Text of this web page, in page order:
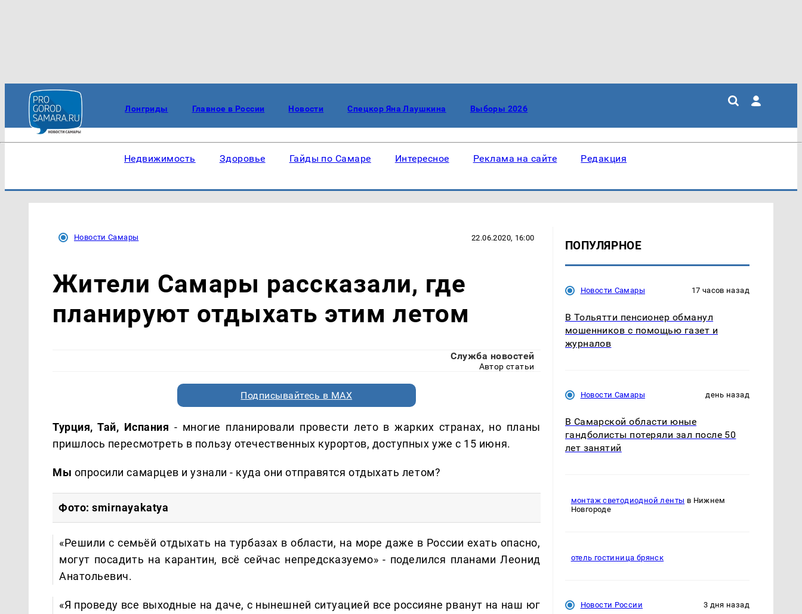
Лонгриды Главное в России Новости Спецкор Яна Лаушкина Выборы 2026
Недвижимость Здоровье Гайды по Самаре Интересное Реклама на сайте Редакция
Новости Самары 22.06.2020, 16:00
Жители Самары рассказали, где
планируют отдыхать этим летом
Служба новостей
Автор статьи
Подписывайтесь в MAX
Турция, Тай, Испания - многие планировали провести лето в жарких странах, но планы
пришлось пересмотреть в пользу отечественных курортов, доступных уже с 15 июня.
Мы опросили самарцев и узнали - куда они отправятся отдыхать летом?
Фото: smirnayakatya
«Решили с семьёй отдыхать на турбазах в области, на море даже в России ехать опасно,
могут посадить на карантин, всё сейчас непредсказуемо» - поделился планами Леонид
Анатольевич.
«Я проведу все выходные на даче, с нынешней ситуацией все россияне рванут на наш юг
ПОПУЛЯРНОЕ
Новости Самары 17 часов назад
В Тольятти пенсионер обманул
мошенников с помощью газет и
журналов
Новости Самары день назад
В Самарской области юные
гандболисты потеряли зал после 50
лет занятий
монтаж светодиодной ленты в Нижнем
Новгороде
отель гостиница брянск
Новости России 3 дня назад